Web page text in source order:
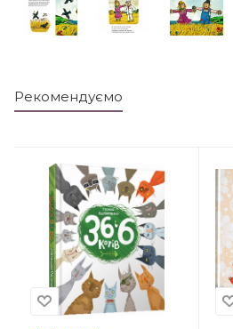
Рекомендуємо